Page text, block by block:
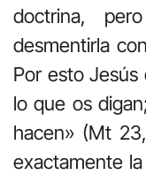
doctrina,
desmentirla
Por esto
lo que os
hacen» (Mt
exactamente